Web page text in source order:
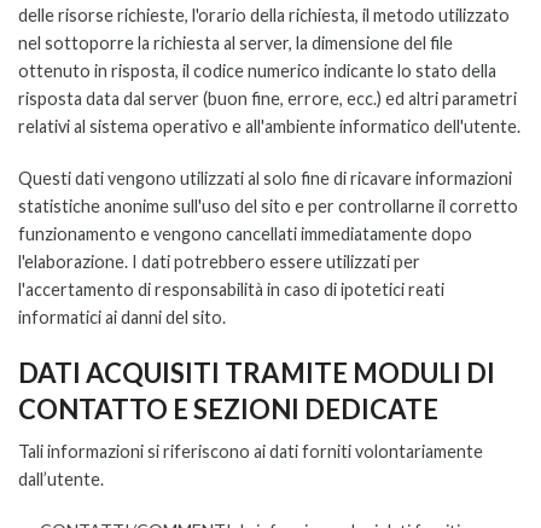
delle risorse richieste, l'orario della richiesta, il metodo utilizzato
nel sottoporre la richiesta al server, la dimensione del file
ottenuto in risposta, il codice numerico indicante lo stato della
risposta data dal server (buon fine, errore, ecc.) ed altri parametri
relativi al sistema operativo e all'ambiente informatico dell'utente.
Questi dati vengono utilizzati al solo fine di ricavare informazioni
statistiche anonime sull'uso del sito e per controllarne il corretto
funzionamento e vengono cancellati immediatamente dopo
l'elaborazione. I dati potrebbero essere utilizzati per
l'accertamento di responsabilità in caso di ipotetici reati
informatici ai danni del sito.
DATI ACQUISITI TRAMITE MODULI DI
CONTATTO E SEZIONI DEDICATE
Tali informazioni si riferiscono ai dati forniti volontariamente
dall’utente.